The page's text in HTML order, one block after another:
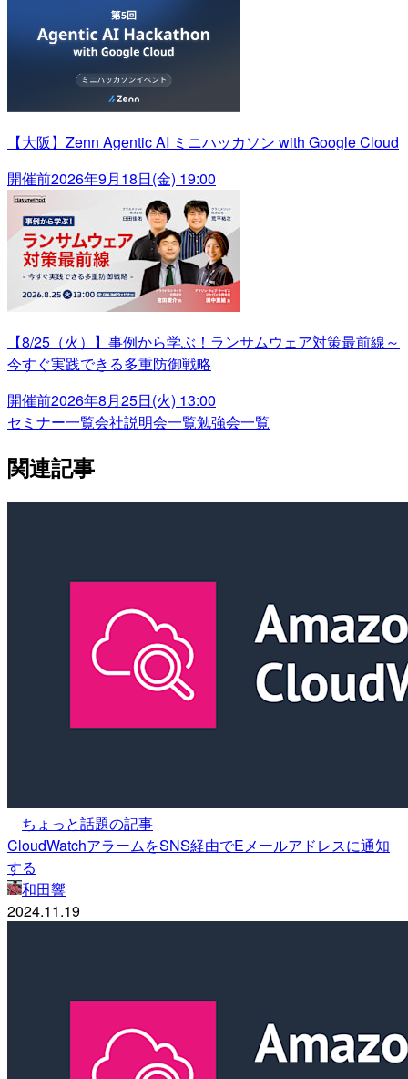
【大阪】Zenn Agentic AI ミニハッカソン with Google Cloud
開催前2026年9月18日(金) 19:00
【8/25（火）】事例から学ぶ！ランサムウェア対策最前線～
今すぐ実践できる多重防御戦略
開催前2026年8月25日(火) 13:00
セミナー一覧会社説明会一覧勉強会一覧
関連記事
ちょっと話題の記事
CloudWatchアラームをSNS経由でEメールアドレスに通知
する
和田響
2024.11.19